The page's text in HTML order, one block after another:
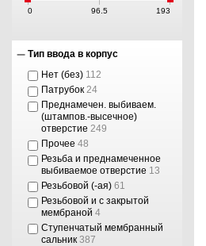
0 96.5 193
Тип ввода в корпус
Нет (без) 112
Патрубок 24
Преднамечен. выбиваем.
(штампов.-высечное)
отверстие 249
Прочее 48
Резьба и преднамеченное
выбиваемое отверстие 13
Резьбовой (-ая) 61
Резьбовой и с закрытой
мембраной 4
Ступенчатый мембранный
сальник 387